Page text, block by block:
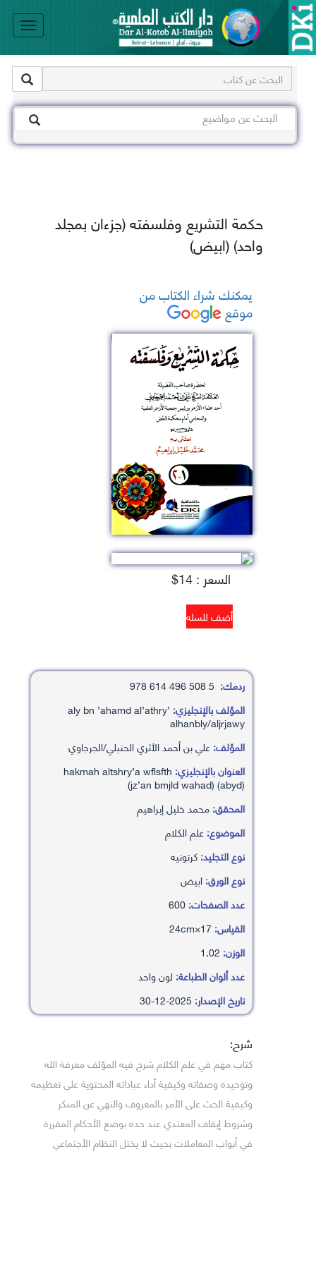
حكمة التشريع وفلسفته (جزءان بمجلد
واحد) (ابيض)
يمكنك شراء الكتاب من
موقع
السعر : 14$
ردمك:
المؤلف بالإنجليزي: ’aly bn ’ahamd al’athry
alhanbly/aljrjawy
المؤلف:علي بن أحمد الأثري الحنبلي/الجرجاوي
العنوان بالإنجليزي: hakmah altshry’a wflsfth
(jz’an bmjld wahad) (abyd)
المحقق:محمد خليل إبراهيم
الموضوع:علم الكلام
نوع التجليد:كرتونيه
نوع الورق:ابيض
عدد الصفحات:
القياس:
الوزن:
عدد ألوان الطباعة: لون واحد
تاريخ الإصدار:
شرح:
كتاب مهم في علم الكلام شرح فيه المؤلف معرفة الله
وتوحيده وصفاته وكيفية أداء عباداته المحتوية على تعظيمه
وكيفية الحث على الأمر بالمعروف والنهي عن المنكر
وشروط إيقاف المعتدي عند حده بوضع الأحكام المقررة
في أبواب المعاملات بحيث لا يختل النظام الأجتماعي